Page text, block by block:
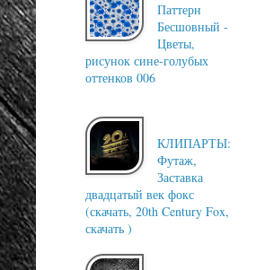
Паттерн
Бесшовный -
Цветы,
рисунок сине-голубых
оттенков 006
КЛИПАРТЫ:
Футаж,
Заставка
двадцатый век фокс
(скачать, 20th Century Fox,
скачать )